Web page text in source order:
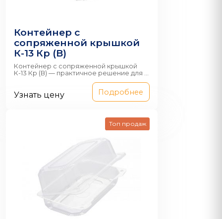
Контейнер с
сопряженной крышкой
К-13 Кр (В)
Контейнер с сопряженной крышкой
К-13 Кр (В) — практичное решение для ...
Узнать цену Подробнее
Топ продаж